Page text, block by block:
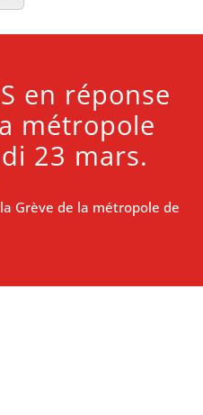
en réponse
métropole
23 mars.
Grève de la métropole de